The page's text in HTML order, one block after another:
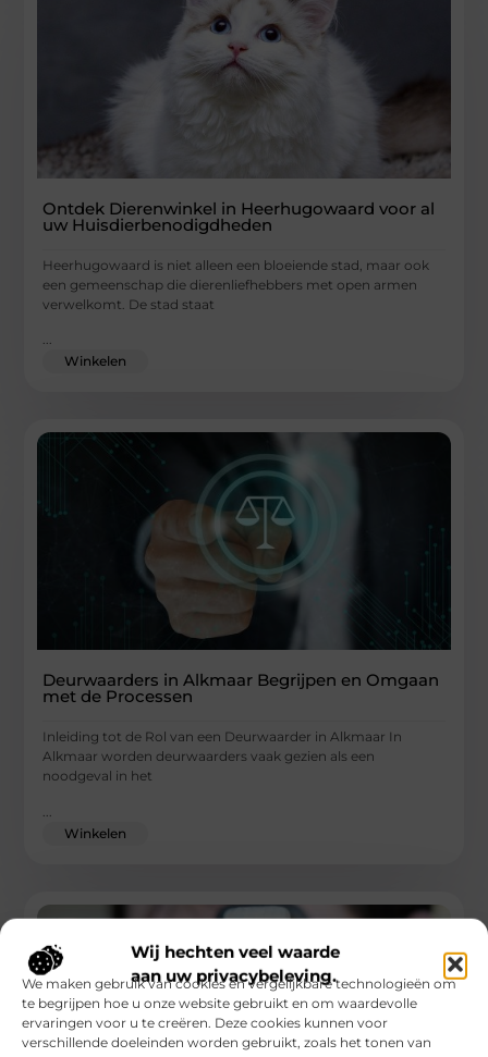
Wij hechten veel waarde
aan uw privacybeleving.
We maken gebruik van cookies en vergelijkbare technologieën om
te begrijpen hoe u onze website gebruikt en om waardevolle
ervaringen voor u te creëren. Deze cookies kunnen voor
verschillende doeleinden worden gebruikt, zoals het tonen van
Ontdek Dierenwinkel in Heerhugowaard voor al
uw Huisdierbenodigdheden
Heerhugowaard is niet alleen een bloeiende stad, maar ook
een gemeenschap die dierenliefhebbers met open armen
verwelkomt. De stad staat
...
Winkelen
Deurwaarders in Alkmaar Begrijpen en Omgaan
met de Processen
Inleiding tot de Rol van een Deurwaarder in Alkmaar In
Alkmaar worden deurwaarders vaak gezien als een
noodgeval in het
Winkelen